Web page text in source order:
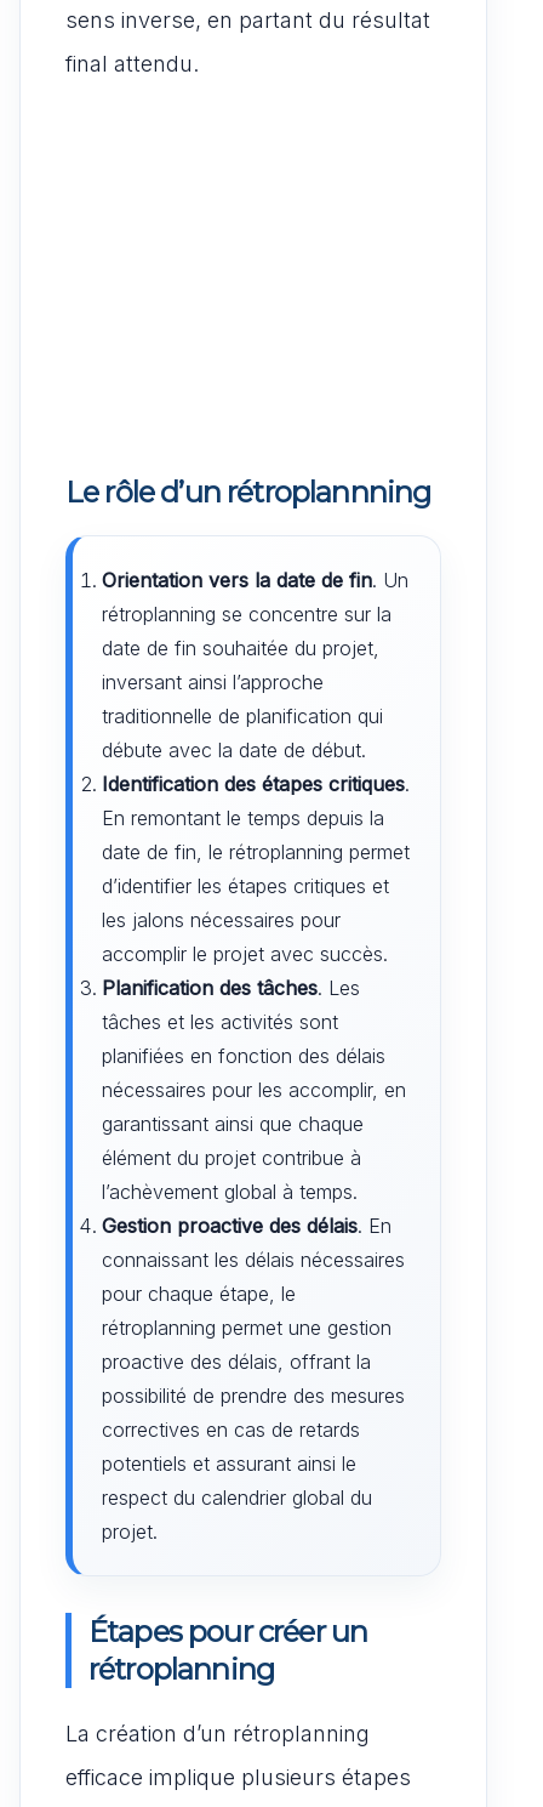
sens inverse, en partant du résultat
final attendu.
Le rôle d’un rétroplannning
Orientation vers la date de fin. Un
rétroplanning se concentre sur la
date de fin souhaitée du projet,
inversant ainsi l’approche
traditionnelle de planification qui
débute avec la date de début.
Identification des étapes critiques.
En remontant le temps depuis la
date de fin, le rétroplanning permet
d’identifier les étapes critiques et
les jalons nécessaires pour
accomplir le projet avec succès.
Planification des tâches. Les
tâches et les activités sont
planifiées en fonction des délais
nécessaires pour les accomplir, en
garantissant ainsi que chaque
élément du projet contribue à
l’achèvement global à temps.
Gestion proactive des délais. En
connaissant les délais nécessaires
pour chaque étape, le
rétroplanning permet une gestion
proactive des délais, offrant la
possibilité de prendre des mesures
correctives en cas de retards
potentiels et assurant ainsi le
respect du calendrier global du
projet.
Étapes pour créer un
rétroplanning
La création d’un rétroplanning
efficace implique plusieurs étapes